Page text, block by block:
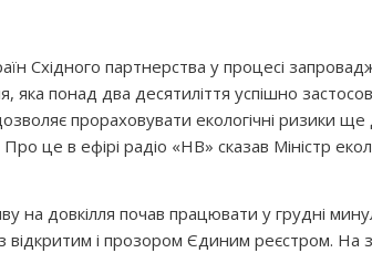
Східного партнерства у процесі
яка понад два десятиліття успішно
прораховувати екологічні ризики ще
Про це в ефірі радіо «НВ» сказав Міністр
на довкілля почав працювати у грудні
відкритим і прозором Єдиним реєстром. На